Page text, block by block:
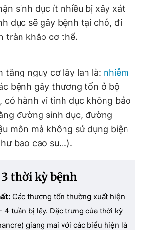
sinh dục ít nhiều bị xây xát
dục sẽ gây bệnh tại chỗ, đi
tràn khắp cơ thể.
tăng nguy cơ lây lan là: nhiễm
bệnh gây thương tổn ở bộ
có hành vi tình dục không bảo
đường sinh dục, đường
môn mà không sử dụng biện
bao cao su...).
3 thời kỳ bệnh
Các thương tổn thường xuất hiện
4 tuần bị lây. Đặc trưng của thời kỳ
giang mai với các biểu hiện là